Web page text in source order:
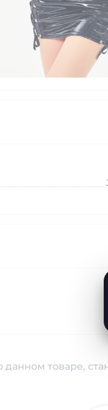
данном товаре,